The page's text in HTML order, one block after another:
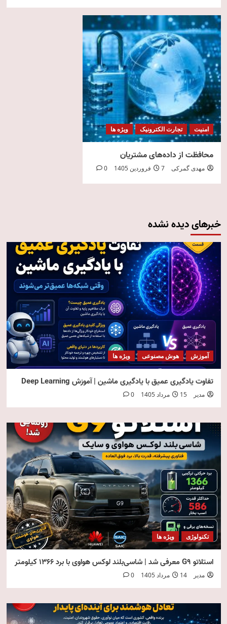
امنیت تجارت الکترونیک ویژه ها
محافظت از داده‌های مشتریان
مهدی گمرکی 7 فروردین 1405 0
خبرهای دیده نشده
آموزش هوش مصنوعی ویژه ها
تفاوت یادگیری عمیق با یادگیری ماشین | آموزش Deep Learning
مدیر 15 مرداد 1405 0
تکنولوژی ویژه ها
استلاتو G9 معرفی شد | شاسی‌بلند لوکس هواوی با برد ۱۳۶۶ کیلومتر
مدیر 14 مرداد 1405 0